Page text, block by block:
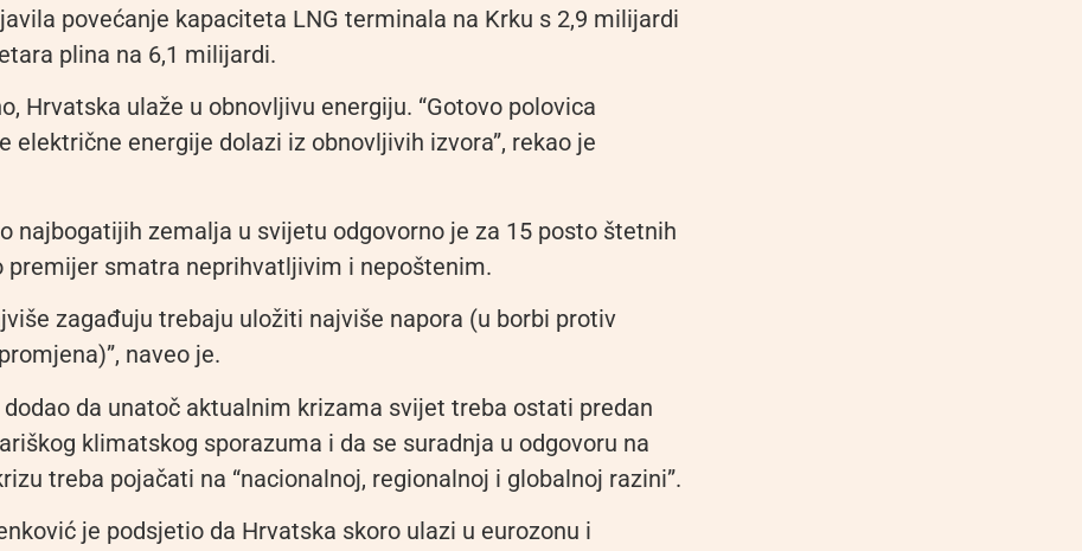
povećanje kapaciteta LNG terminala na Krku s 2,9 milijardi
plina na 6,1 milijardi.
Hrvatska ulaže u obnovljivu energiju. “Gotovo polovica
električne energije dolazi iz obnovljivih izvora”, rekao je
najbogatijih zemalja u svijetu odgovorno je za 15 posto štetnih
premijer smatra neprihvatljivim i nepoštenim.
zagađuju trebaju uložiti najviše napora (u borbi protiv
naveo je.
da unatoč aktualnim krizama svijet treba ostati predan
klimatskog sporazuma i da se suradnja u odgovoru na
treba pojačati na “nacionalnoj, regionalnoj i globalnoj razini”.
je podsjetio da Hrvatska skoro ulazi u eurozonu i